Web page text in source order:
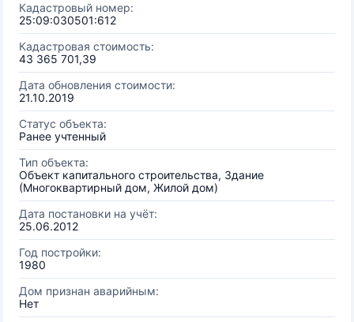
Кадастровый номер:
25:09:030501:612
Кадастровая стоимость:
43 365 701,39
Дата обновления стоимости:
21.10.2019
Статус объекта:
Ранее учтенный
Тип объекта:
Объект капитального строительства, Здание
(Многоквартирный дом, Жилой дом)
Дата постановки на учёт:
25.06.2012
Год постройки:
1980
Дом признан аварийным:
Нет